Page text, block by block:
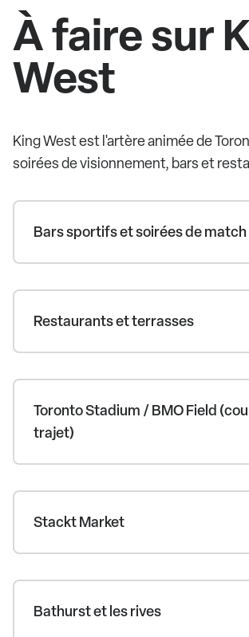
À faire sur
West
King West est l'artère animée de
soirées de visionnement, bars et
Bars sportifs et soirées de match
Restaurants et terrasses
Toronto Stadium / BMO Field
trajet)
Stackt Market
Bathurst et les rives